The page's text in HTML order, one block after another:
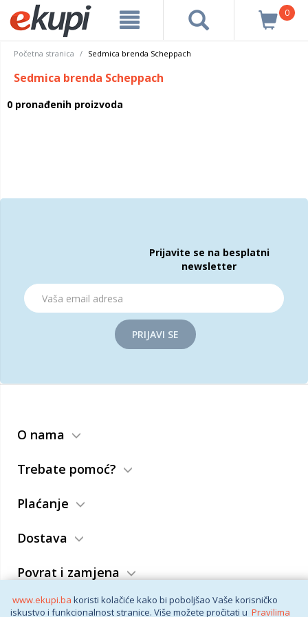
www.ekupi.ba koristi kolačiće kako bi poboljšao Vaše korisničko
iskustvo i funkcionalnost stranice. Više možete pročitati u Pravilima
0
Početna stranica Sedmica brenda Scheppach
Sedmica brenda Scheppach
0 pronađenih proizvoda
Prijavite se na besplatni
newsletter
PRIJAVI SE
O nama
Trebate pomoć?
Plaćanje
Dostava
Povrat i zamjena
Opći uslovi